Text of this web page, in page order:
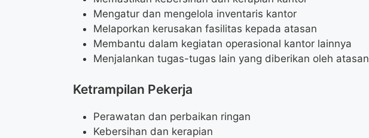
Mengatur dan mengelola inventaris kantor
Melaporkan kerusakan fasilitas kepada atasan
Membantu dalam kegiatan operasional kantor lainnya
Menjalankan tugas-tugas lain yang diberikan oleh atasan
Ketrampilan Pekerja
Perawatan dan perbaikan ringan
Kebersihan dan kerapian